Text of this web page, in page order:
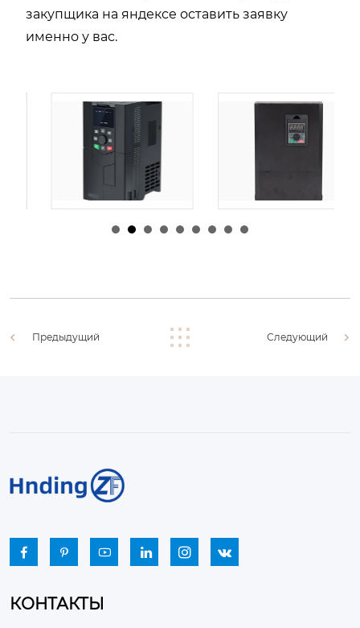
закупщика на яндексе оставить заявку
именно у вас.
由admin |30 1 月,
由admin |29 1 月,
Предыдущий Следующий
     
КОНТАКТЫ